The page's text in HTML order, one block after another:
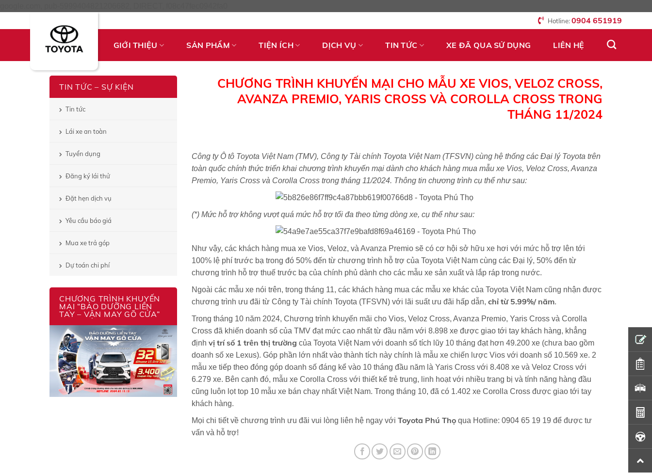
content
Hotline:0904 651919
GIỚI THIỆU SẢN PHẨM TIỆN ÍCH DỊCH VỤ TIN TỨC XE ĐÃ QUA SỬ DỤNG LIÊN HỆ
TIN TỨC – SỰ KIỆN
Tin tức
Lái xe an toàn
Tuyển dụng
Đăng ký lái thử
Đặt hẹn dịch vụ
Yêu cầu báo giá
Mua xe trả góp
Dự toán chi phí
CHƯƠNG TRÌNH KHUYẾN
MẠI “BẢO DƯỠNG LIỀN
TAY – VẬN MAY GÕ CỬA”
CHƯƠNG TRÌNH KHUYẾN MẠI CHO MẪU XE VIOS, VELOZ CROSS,
AVANZA PREMIO, YARIS CROSS VÀ COROLLA CROSS TRONG
THÁNG 11/2024
Công ty Ô tô Toyota Việt Nam (TMV), Công ty Tài chính Toyota Việt Nam (TFSVN) cùng hệ thống các Đại lý Toyota trên
toàn quốc chính thức triển khai chương trình khuyến mại dành cho khách hàng mua mẫu xe Vios, Veloz Cross, Avanza
Premio, Yaris Cross và Corolla Cross trong tháng 11/2024. Thông tin chương trình cụ thể như sau:
(*) Mức hỗ trợ không vượt quá mức hỗ trợ tối đa theo từng dòng xe, cụ thể như sau:
Như vậy, các khách hàng mua xe Vios, Veloz, và Avanza Premio sẽ có cơ hội sở hữu xe hơi với mức hỗ trợ lên tới
100% lệ phí trước bạ trong đó 50% đến từ chương trình hỗ trợ của Toyota Việt Nam cùng các Đại lý, 50% đến từ
chương trình hỗ trợ thuế trước bạ của chính phủ dành cho các mẫu xe sản xuất và lắp ráp trong nước.
Ngoài các mẫu xe nói trên, trong tháng 11, các khách hàng mua các mẫu xe khác của Toyota Việt Nam cũng nhận được
chương trình ưu đãi từ Công ty Tài chính Toyota (TFSVN) với lãi suất ưu đãi hấp dẫn, chỉ từ 5.99%/ năm.
Trong tháng 10 năm 2024, Chương trình khuyến mãi cho Vios, Veloz Cross, Avanza Premio, Yaris Cross và Corolla
Cross đã khiến doanh số của TMV đạt mức cao nhất từ đầu năm với 8.898 xe được giao tới tay khách hàng, khẳng
định vị trí số 1 trên thị trường của Toyota Việt Nam với doanh số tích lũy 10 tháng đạt hơn 49.200 xe (chưa bao gồm
doanh số xe Lexus). Góp phần lớn nhất vào thành tích này chính là mẫu xe chiến lược Vios với doanh số 10.569 xe. 2
mẫu xe tiếp theo đóng góp doanh số đáng kể vào 10 tháng đầu năm là Yaris Cross với 8.408 xe và Veloz Cross với
6.279 xe. Bên cạnh đó, mẫu xe Corolla Cross với thiết kế trẻ trung, linh hoạt với nhiều trang bị và tính năng hàng đầu
cũng luôn lọt top 10 mẫu xe bán chạy nhất Việt Nam. Trong tháng 10, đã có 1.402 xe Corolla Cross được giao tới tay
khách hàng.
Mọi chi tiết về chương trình ưu đãi vui lòng liên hệ ngay với Toyota Phú Thọqua Hotline: 0904 65 19 19 để được tư
vấn và hỗ trợ!